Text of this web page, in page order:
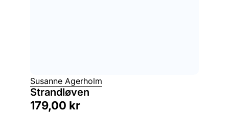
Susanne Agerholm
Strandløven
179,00 kr